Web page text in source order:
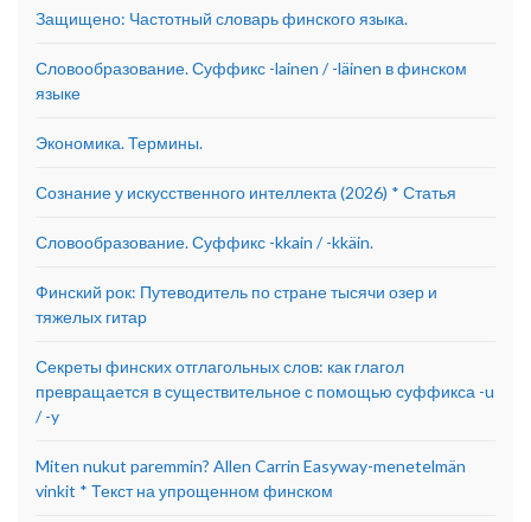
Защищено: Частотный словарь финского языка.
Словообразование. Суффикс -lainen / -läinen в финском
языке
Экономика. Термины.
Сознание у искусственного интеллекта (2026) * Статья
Словообразование. Суффикс -kkain / -kkäin.
Финский рок: Путеводитель по стране тысячи озер и
тяжелых гитар
Секреты финских отглагольных слов: как глагол
превращается в существительное с помощью суффикса -u
/ -y
Miten nukut paremmin? Allen Carrin Easyway-menetelmän
vinkit * Текст на упрощенном финском